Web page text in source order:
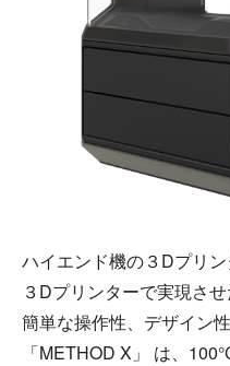
ハイエンド機の３Dプリ
３Dプリンターで実現さ
簡単な操作性、デザイン
「METHOD X」 は、